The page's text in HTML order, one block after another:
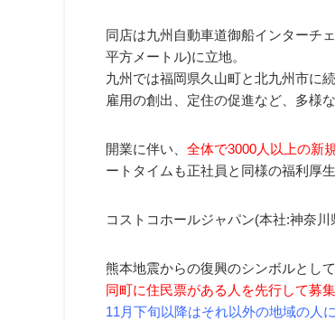
同店は九州自動車道御船インターチ
平方メートル)に立地。
九州では福岡県久山町と北九州市に
雇用の創出、定住の促進など、多様
開業に伴い、 全体で3000人以上の新
ートタイムも正社員と同様の福利厚
コストコホールジャパン(本社:神奈
熊本地震からの復興のシンボルとし
同町に住民票がある人を先行して募集
11月下旬以降はそれ以外の地域の人